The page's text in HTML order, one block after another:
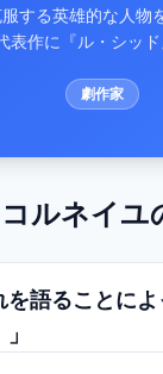
する英雄的な人物
表作に『ル・シッド
劇作家
ルネイユ
を語ることに